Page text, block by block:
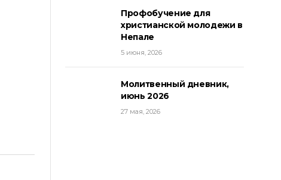
Профобучение для
христианской молодежи в
Непале
5 июня, 2026
Молитвенный дневник,
июнь 2026
27 мая, 2026